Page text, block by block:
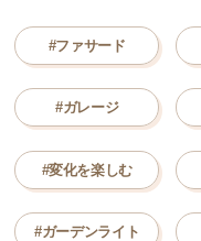
#ファサード
#ガレージ
#変化を楽しむ
#ガーデンライト